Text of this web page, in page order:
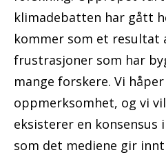
klimadebatten har gått
kommer som et resultat
frustrasjoner som har
mange forskere. Vi
oppmerksomhet, og vi
eksisterer en konsensus
som det mediene gir